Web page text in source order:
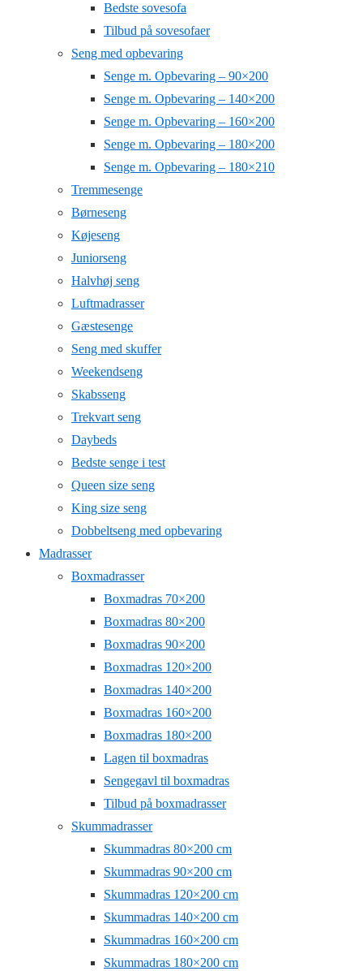
Bedste sovesofa
Tilbud på sovesofaer
Seng med opbevaring
Senge m. Opbevaring – 90×200
Senge m. Opbevaring – 140×200
Senge m. Opbevaring – 160×200
Senge m. Opbevaring – 180×200
Senge m. Opbevaring – 180×210
Tremmesenge
Børneseng
Køjeseng
Juniorseng
Halvhøj seng
Luftmadrasser
Gæstesenge
Seng med skuffer
Weekendseng
Skabsseng
Trekvart seng
Daybeds
Bedste senge i test
Queen size seng
King size seng
Dobbeltseng med opbevaring
Madrasser
Boxmadrasser
Boxmadras 70×200
Boxmadras 80×200
Boxmadras 90×200
Boxmadras 120×200
Boxmadras 140×200
Boxmadras 160×200
Boxmadras 180×200
Lagen til boxmadras
Sengegavl til boxmadras
Tilbud på boxmadrasser
Skummadrasser
Skummadras 80×200 cm
Skummadras 90×200 cm
Skummadras 120×200 cm
Skummadras 140×200 cm
Skummadras 160×200 cm
Skummadras 180×200 cm